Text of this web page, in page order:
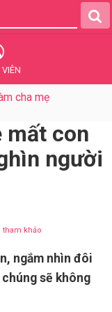
cha mẹ
mất con
người
tham khảo
ngắm nhìn đôi
sẽ không